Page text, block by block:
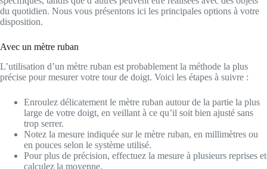
du quotidien. Nous vous présentons ici les principales options à votre
disposition.
Avec un mètre ruban
L’utilisation d’un mètre ruban est probablement la méthode la plus
précise pour mesurer votre tour de doigt. Voici les étapes à suivre :
Enroulez délicatement le mètre ruban autour de la partie la plus
large de votre doigt, en veillant à ce qu’il soit bien ajusté sans
trop serrer.
Notez la mesure indiquée sur le mètre ruban, en millimètres ou
en pouces selon le système utilisé.
Pour plus de précision, effectuez la mesure à plusieurs reprises et
calculez la moyenne.